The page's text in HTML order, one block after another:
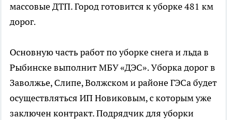
массовые ДТП. Город готовится к уборке 481 км
дорог.
Основную часть работ по уборке снега и льда в
Рыбинске выполнит МБУ «ДЭС». Уборка дорог в
Заволжье, Слипе, Волжском и районе ГЭСа будет
осуществляться ИП Новиковым, с которым уже
заключен контракт. Подрядчик для уборки